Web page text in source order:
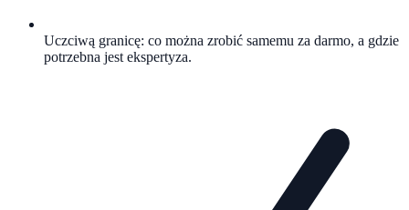
Uczciwą granicę: co można zrobić samemu za darmo, a gdzie
potrzebna jest ekspertyza.